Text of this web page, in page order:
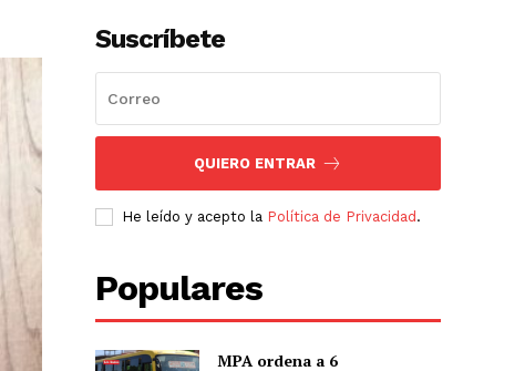
Suscríbete
QUIERO ENTRAR
He leído y acepto la Política de Privacidad .
Populares
MPA ordena a 6